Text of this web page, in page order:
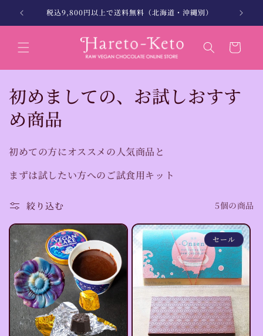
コンテン
ツに進む
税込9,800円以上で送料無料（北海道・沖縄別）
ー
コ
レ
ク
シ
ョ
ン
:
初めましての、お試しおすす
め商品
初めての方にオススメの人気商品と
まずは試したい方へのご試食用キット
絞り込む 5個の商品
セール